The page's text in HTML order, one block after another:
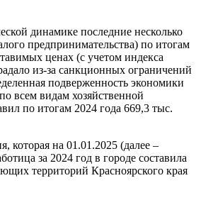
динамике последние несколько
предпринимательства) по итогам
ценах (с учетом индекса
из-за санкционных ограничений
подверженность экономики
всем видам хозяйственной
по итогам 2024 года 669,3 тыс.
которая на 01.01.2025 (далее –
за 2024 год в городе составила
территорий Красноярского края